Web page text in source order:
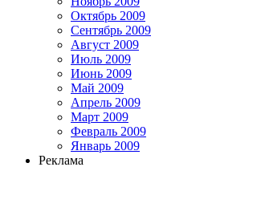
Октябрь 2009
Сентябрь 2009
Август 2009
Июль 2009
Июнь 2009
Май 2009
Апрель 2009
Март 2009
Февраль 2009
Январь 2009
Реклама